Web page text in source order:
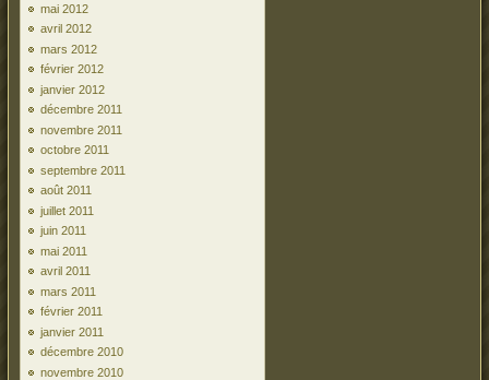
mai 2012
avril 2012
mars 2012
février 2012
janvier 2012
décembre 2011
novembre 2011
octobre 2011
septembre 2011
août 2011
juillet 2011
juin 2011
mai 2011
avril 2011
mars 2011
février 2011
janvier 2011
décembre 2010
novembre 2010